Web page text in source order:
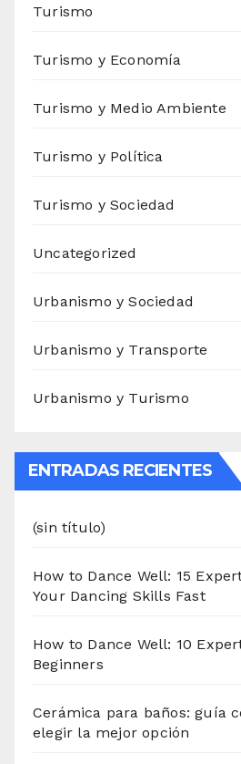
Turismo
Turismo y Economía
Turismo y Medio Ambiente
Turismo y Política
Turismo y Sociedad
Uncategorized
Urbanismo y Sociedad
Urbanismo y Transporte
Urbanismo y Turismo
ENTRADAS RECIENTES
(sin título)
How to Dance Well: 15
Your Dancing Skills Fast
How to Dance Well: 10
Beginners
Cerámica para baños: guía
elegir la mejor opción